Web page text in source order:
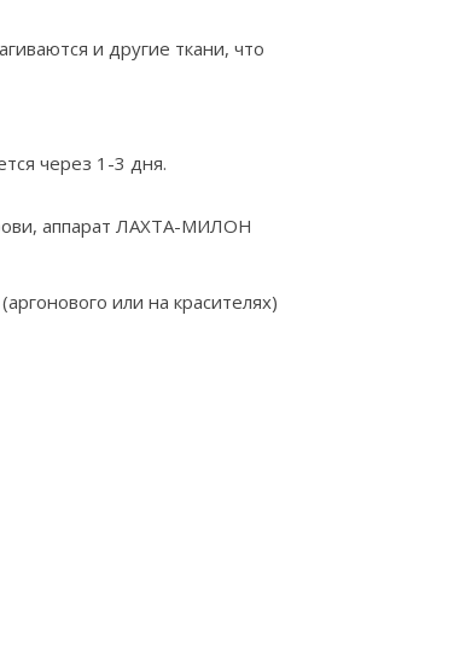
и другие ткани, что
через 1-3 дня.
аппарат ЛАХТА-МИЛОН
или на красителях)